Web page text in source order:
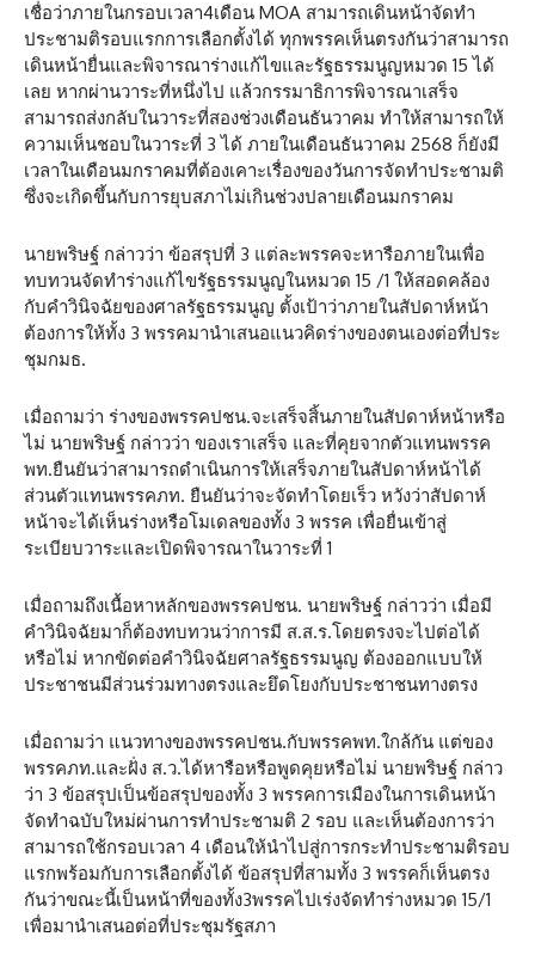
เชื่อว่าภายในกรอบเวลา4เดือน MOA สามารถเดินหน้าจัดทำ
ประชามติรอบแรกการเลือกตั้งได้ ทุกพรรคเห็นตรงกันว่าสามารถ
เดินหน้ายื่นและพิจารณาร่างแก้ไขและรัฐธรรมนูญหมวด 15 ได้
เลย หากผ่านวาระที่หนึ่งไป แล้วกรรมาธิการพิจารณาเสร็จ
สามารถส่งกลับในวาระที่สองช่วงเดือนธันวาคม ทำให้สามารถให้
ความเห็นชอบในวาระที่ 3 ได้ ภายในเดือนธันวาคม 2568 ก็ยังมี
เวลาในเดือนมกราคมที่ต้องเคาะเรื่องของวันการจัดทำประชามติ
ซึ่งจะเกิดขึ้นกับการยุบสภาไม่เกินช่วงปลายเดือนมกราคม
นายพริษฐ์ กล่าวว่า ข้อสรุปที่ 3 แต่ละพรรคจะหารือภายในเพื่อ
ทบทวนจัดทำร่างแก้ไขรัฐธรรมนูญในหมวด 15 /1 ให้สอดคล้อง
กับคำวินิจฉัยของศาลรัฐธรรมนูญ ตั้งเป้าว่าภายในสัปดาห์หน้า
ต้องการให้ทั้ง 3 พรรคมานำเสนอแนวคิดร่างของตนเองต่อที่ประ
ชุมกมธ.
เมื่อถามว่า ร่างของพรรคปชน.จะเสร็จสิ้นภายในสัปดาห์หน้าหรือ
ไม่ นายพริษฐ์ กล่าวว่า ของเราเสร็จ และที่คุยจากตัวแทนพรรค
พท.ยืนยันว่าสามารถดำเนินการให้เสร็จภายในสัปดาห์หน้าได้
ส่วนตัวแทนพรรคภท. ยืนยันว่าจะจัดทำโดยเร็ว หวังว่าสัปดาห์
หน้าจะได้เห็นร่างหรือโมเดลของทั้ง 3 พรรค เพื่อยื่นเข้าสู่
ระเบียบวาระและเปิดพิจารณาในวาระที่ 1
เมื่อถามถึงเนื้อหาหลักของพรรคปชน. นายพริษฐ์ กล่าวว่า เมื่อมี
คำวินิจฉัยมาก็ต้องทบทวนว่าการมี ส.ส.ร.โดยตรงจะไปต่อได้
หรือไม่ หากขัดต่อคำวินิจฉัยศาลรัฐธรรมนูญ ต้องออกแบบให้
ประชาชนมีส่วนร่วมทางตรงและยึดโยงกับประชาชนทางตรง
เมื่อถามว่า แนวทางของพรรคปชน.กับพรรคพท.ใกล้กัน แต่ของ
พรรคภท.และฝั่ง ส.ว.ได้หารือหรือพูดคุยหรือไม่ นายพริษฐ์ กล่าว
ว่า 3 ข้อสรุปเป็นข้อสรุปของทั้ง 3 พรรคการเมืองในการเดินหน้า
จัดทำฉบับใหม่ผ่านการทำประชามติ 2 รอบ และเห็นต้องการว่า
สามารถใช้กรอบเวลา 4 เดือนให้นำไปสู่การกระทำประชามติรอบ
แรกพร้อมกับการเลือกตั้งได้ ข้อสรุปที่สามทั้ง 3 พรรคก็เห็นตรง
กันว่าขณะนี้เป็นหน้าที่ของทั้ง3พรรคไปเร่งจัดทำร่างหมวด 15/1
เพื่อมานำเสนอต่อที่ประชุมรัฐสภา